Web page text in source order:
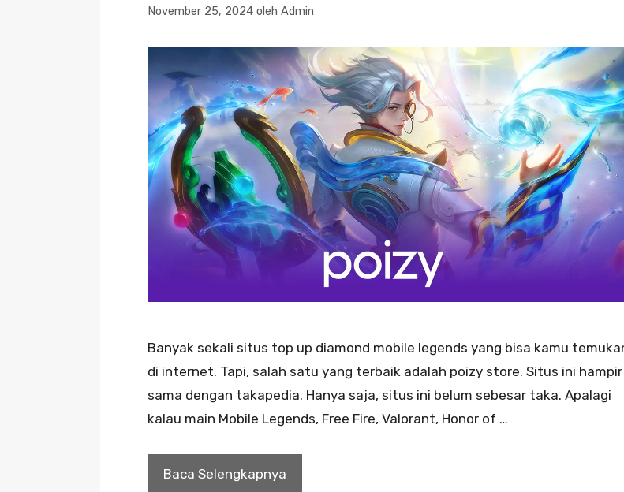
November 25, 2024 oleh Admin
Banyak sekali situs top up diamond mobile legends yang bisa kamu
di internet. Tapi, salah satu yang terbaik adalah poizy store. Situs ini hampir
sama dengan takapedia. Hanya saja, situs ini belum sebesar taka. Apalagi
kalau main Mobile Legends, Free Fire, Valorant, Honor of …
Baca Selengkapnya